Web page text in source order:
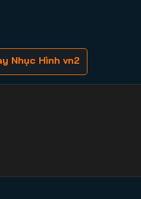
Nhục Hình vn2